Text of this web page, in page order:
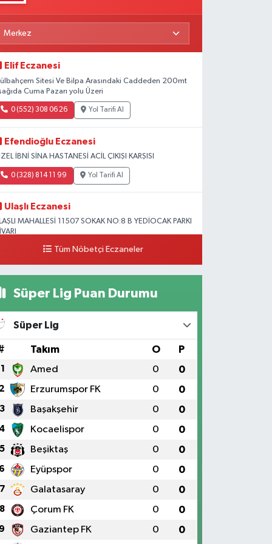
Elif Eczanesi
Sitesi Ve Bilpa Arasındaki Caddeden 200mt
Cuma Pazarı yolu Üzeri
0 (552) 308 06 26 Yol Tarifi Al
Efendioğlu Eczanesi
İBNİ SİNA HASTANESİ ACİL ÇIKIŞI KARŞISI
0 (328) 814 11 99 Yol Tarifi Al
Ulaşlı Eczanesi
MAHALLESİ 11507 SOKAK NO:8 B YEDİOCAK PARKI
0 (546) 158 81 80 Yol Tarifi Al
Tüm Nöbetçi Eczaneler
Süper Lig Puan Durumu
Süper Lig
Takım O P
1 Amed 0 0
2 Erzurumspor FK 0 0
3 Başakşehir 0 0
4 Kocaelispor 0 0
5 Beşiktaş 0 0
6 Eyüpspor 0 0
7 Galatasaray 0 0
8 Çorum FK 0 0
9 Gaziantep FK 0 0